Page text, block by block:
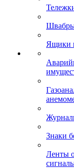
Ящики
Знаки
Ленты